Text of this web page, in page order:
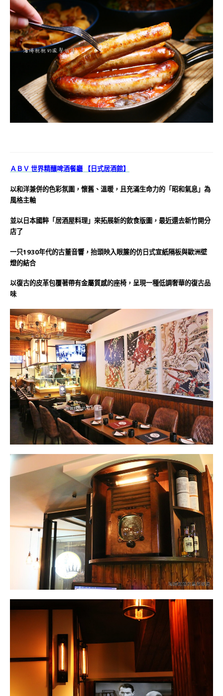
ＡＢＶ 世界精釀啤酒餐廳 【日式居酒館】
以和洋兼併的色彩氛圍，懷舊、溫暖，且充滿生命力的「昭和氣息」為
風格主軸
並以日本國粹「居酒屋料理」來拓展新的飲食版圖，最近還去新竹開分
店了
一只1930年代的古董音響，抬頭映入眼簾的仿日式宣紙隔板與歐洲壁
燈的結合
以復古的皮革包覆著帶有金屬質感的座椅，呈現一種低調奢華的復古品
味